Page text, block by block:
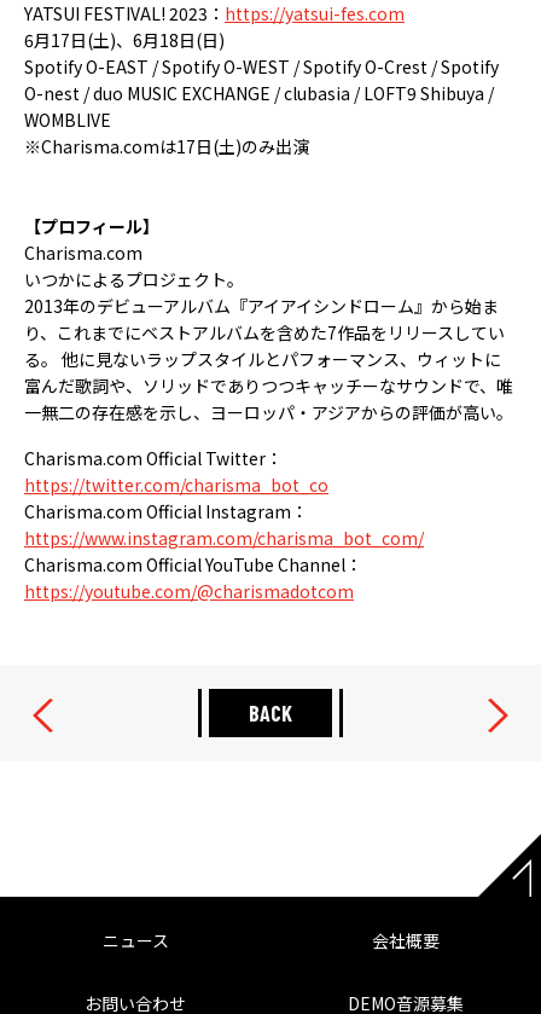
YATSUI FESTIVAL! 2023： https://yatsui-fes.com
6月17日(土)、6月18日(日)
Spotify O-EAST / Spotify O-WEST / Spotify O-Crest / Spotify
O-nest / duo MUSIC EXCHANGE / clubasia / LOFT9 Shibuya /
WOMBLIVE
※Charisma.comは17日(土)のみ出演
【プロフィール】
Charisma.com
いつかによるプロジェクト。
2013年のデビューアルバム『アイアイシンドローム』から始ま
り、これまでにベストアルバムを含めた7作品をリリースしてい
る。 他に見ないラップスタイルとパフォーマンス、ウィットに
富んだ歌詞や、ソリッドでありつつキャッチーなサウンドで、唯
一無二の存在感を示し、ヨーロッパ・アジアからの評価が高い。
Charisma.com Official Twitter：
https://twitter.com/charisma_bot_co
Charisma.com Official Instagram：
https://www.instagram.com/charisma_bot_com/
Charisma.com Official YouTube Channel：
https://youtube.com/@charismadotcom
BACK
ニュース 会社概要
お問い合わせ DEMO音源募集